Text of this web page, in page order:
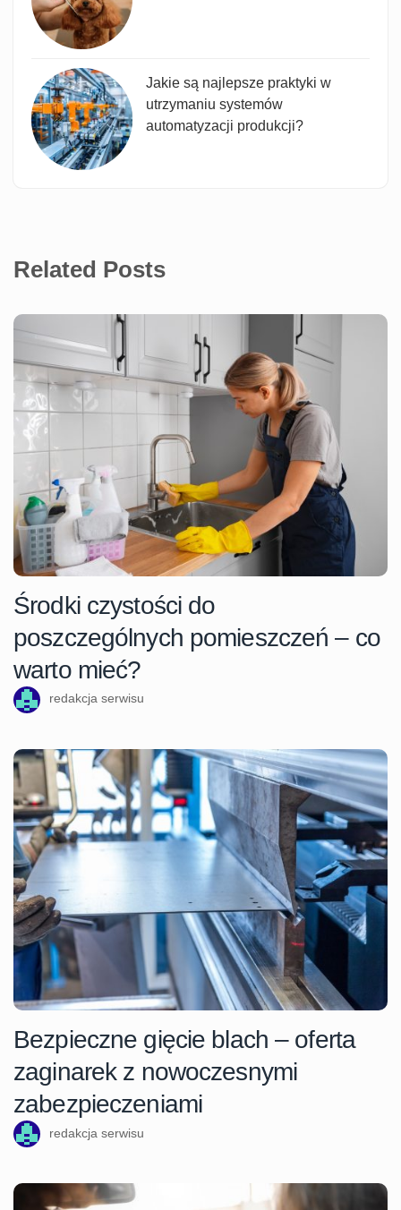
Jakie są najlepsze praktyki w
utrzymaniu systemów
automatyzacji produkcji?
Related Posts
Środki czystości do
poszczególnych pomieszczeń – co
warto mieć?
redakcja serwisu
Bezpieczne gięcie blach – oferta
zaginarek z nowoczesnymi
zabezpieczeniami
redakcja serwisu